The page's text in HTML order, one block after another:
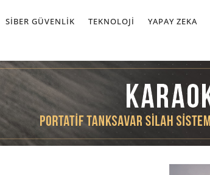
SIBER GÜVENLIK TEKNOLOJI YAPAY ZEKA